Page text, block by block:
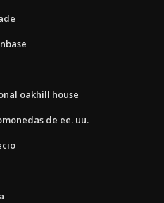
oakhill house
de ee. uu.